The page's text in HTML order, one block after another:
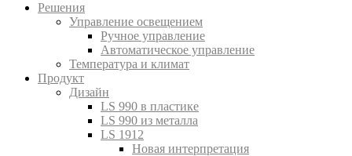
Решения
Управление освещением
Ручное управление
Автоматическое управление
Температура и климат
Продукт
Дизайн
LS 990 в пластике
LS 990 из металла
LS 1912
Новая интерпретация